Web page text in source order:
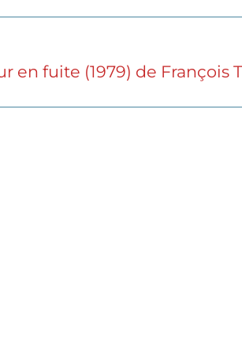
en fuite (1979) de François